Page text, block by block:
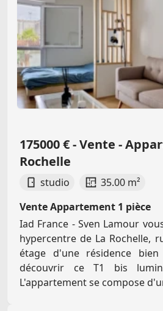
175000 € - Vente -
Rochelle
studio
35.00 m²
Vente Appartement 1 pièce
Iad France - Sven Lamour
hypercentre de La Rochelle,
étage d'une résidence bien
découvrir ce T1 bis
L'appartement se compose